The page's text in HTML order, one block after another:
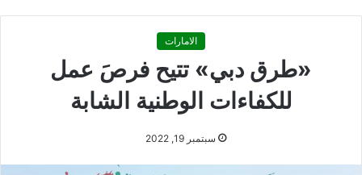
الامارات
«طرق دبي» تتيح فرصَ عمل
للكفاءات الوطنية الشابة
سبتمبر 19, 2022